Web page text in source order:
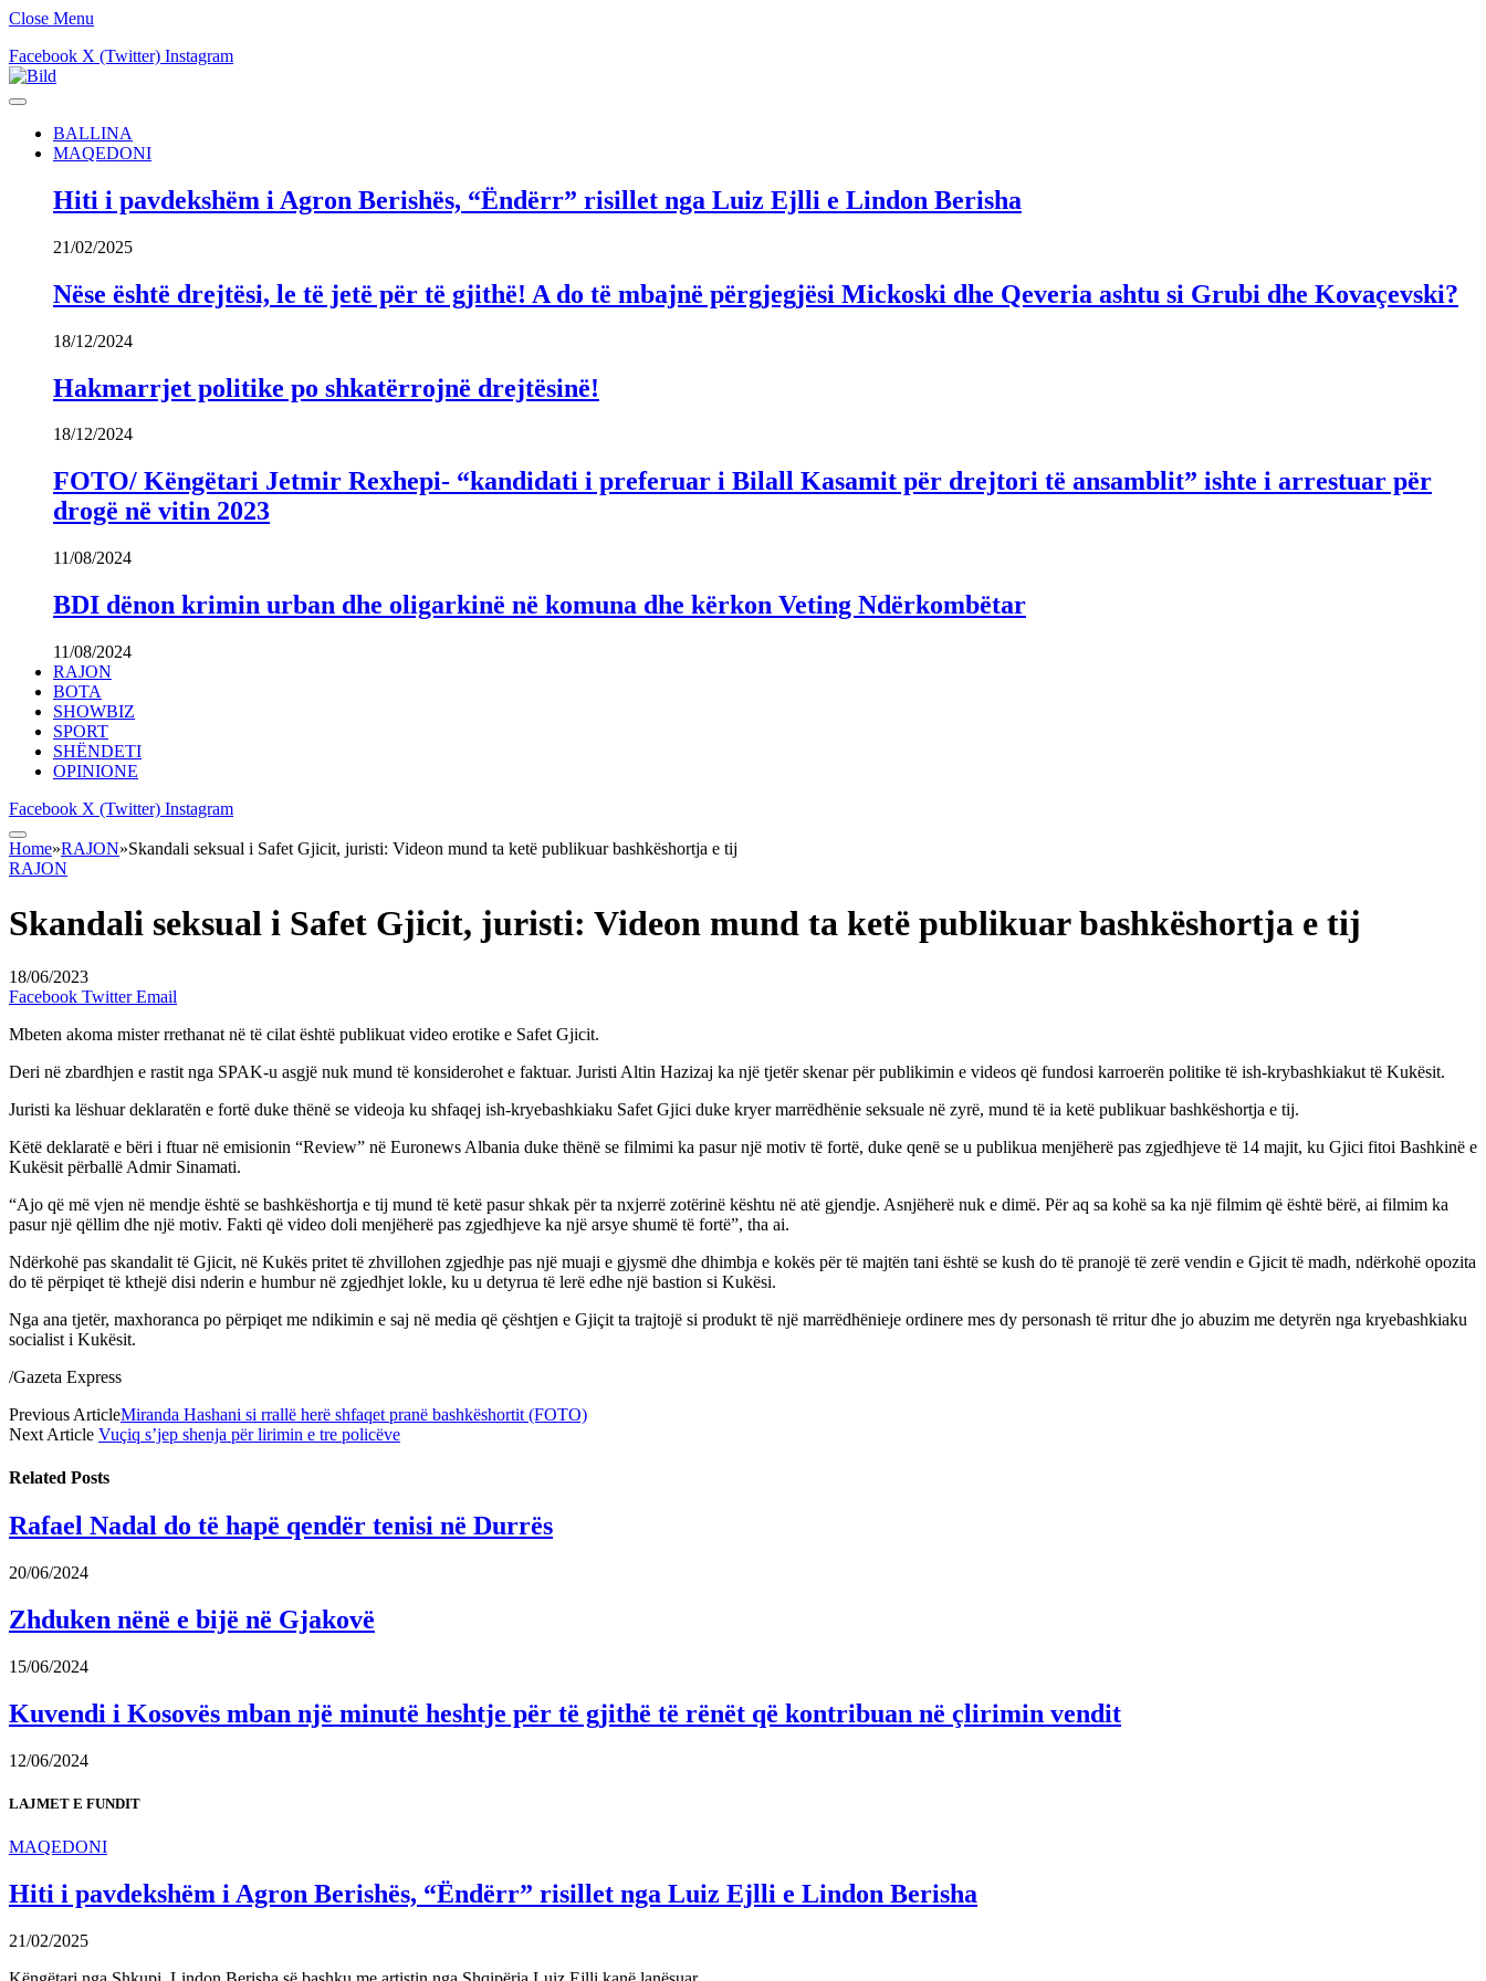
Close Menu
Facebook X (Twitter) Instagram
BALLINA
MAQEDONI
Hiti i pavdekshëm i Agron Berishës, “Ëndërr” risillet nga Luiz Ejlli e Lindon Berisha
21/02/2025
Nëse është drejtësi, le të jetë për të gjithë! A do të mbajnë përgjegjësi Mickoski dhe Qeveria ashtu si Grubi dhe Kovaçevski?
18/12/2024
Hakmarrjet politike po shkatërrojnë drejtësinë!
18/12/2024
FOTO/ Këngëtari Jetmir Rexhepi- “kandidati i preferuar i Bilall Kasamit për drejtori të ansamblit” ishte i arrestuar për
drogë në vitin 2023
11/08/2024
BDI dënon krimin urban dhe oligarkinë në komuna dhe kërkon Veting Ndërkombëtar
11/08/2024
RAJON
BOTA
SHOWBIZ
SPORT
SHËNDETI
OPINIONE
Facebook X (Twitter) Instagram
Home»RAJON»Skandali seksual i Safet Gjicit, juristi: Videon mund ta ketë publikuar bashkëshortja e tij
RAJON
Skandali seksual i Safet Gjicit, juristi: Videon mund ta ketë publikuar bashkëshortja e tij
18/06/2023
Facebook Twitter Email
Mbeten akoma mister rrethanat në të cilat është publikuat video erotike e Safet Gjicit.
Deri në zbardhjen e rastit nga SPAK-u asgjë nuk mund të konsiderohet e faktuar. Juristi Altin Hazizaj ka një tjetër skenar për publikimin e videos që fundosi karroerën politike të ish-krybashkiakut të Kukësit.
Juristi ka lëshuar deklaratën e fortë duke thënë se videoja ku shfaqej ish-kryebashkiaku Safet Gjici duke kryer marrëdhënie seksuale në zyrë, mund të ia ketë publikuar bashkëshortja e tij.
Këtë deklaratë e bëri i ftuar në emisionin “Review” në Euronews Albania duke thënë se filmimi ka pasur një motiv të fortë, duke qenë se u publikua menjëherë pas zgjedhjeve të 14 majit, ku Gjici fitoi Bashkinë e
Kukësit përballë Admir Sinamati.
“Ajo që më vjen në mendje është se bashkëshortja e tij mund të ketë pasur shkak për ta nxjerrë zotërinë kështu në atë gjendje. Asnjëherë nuk e dimë. Për aq sa kohë sa ka një filmim që është bërë, ai filmim ka
pasur një qëllim dhe një motiv. Fakti që video doli menjëherë pas zgjedhjeve ka një arsye shumë të fortë”, tha ai.
Ndërkohë pas skandalit të Gjicit, në Kukës pritet të zhvillohen zgjedhje pas një muaji e gjysmë dhe dhimbja e kokës për të majtën tani është se kush do të pranojë të zerë vendin e Gjicit të madh, ndërkohë opozita
do të përpiqet të kthejë disi nderin e humbur në zgjedhjet lokle, ku u detyrua të lerë edhe një bastion si Kukësi.
Nga ana tjetër, maxhoranca po përpiqet me ndikimin e saj në media që çështjen e Gjiçit ta trajtojë si produkt të një marrëdhënieje ordinere mes dy personash të rritur dhe jo abuzim me detyrën nga kryebashkiaku
socialist i Kukësit.
/Gazeta Express
Previous ArticleMiranda Hashani si rrallë herë shfaqet pranë bashkëshortit (FOTO)
Next Article Vuçiq s’jep shenja për lirimin e tre policëve
Related Posts
Rafael Nadal do të hapë qendër tenisi në Durrës
20/06/2024
Zhduken nënë e bijë në Gjakovë
15/06/2024
Kuvendi i Kosovës mban një minutë heshtje për të gjithë të rënët që kontribuan në çlirimin vendit
12/06/2024
LAJMET E FUNDIT
MAQEDONI
Hiti i pavdekshëm i Agron Berishës, “Ëndërr” risillet nga Luiz Ejlli e Lindon Berisha
21/02/2025